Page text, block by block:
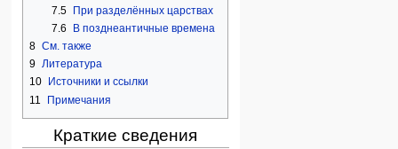
7.5
При разделённых царствах
7.6
В позднеантичные времена
8 См. также
9 Литература
10
Источники и ссылки
11
Примечания
Краткие сведения